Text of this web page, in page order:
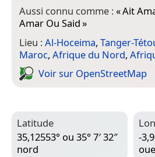
Aussi connu comme :«Ait
Amar Ou Said»
Lieu :Al-Hoceima, Tanger-
Maroc, Afrique du Nord,
Voir sur Open­Street­Map
Latitude
35,12553° ou 35° 7′ 32″
nord
-